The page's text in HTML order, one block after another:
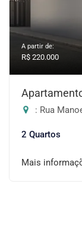
A partir de:
R$ 220.000
: Rua
2 Quartos
Mais